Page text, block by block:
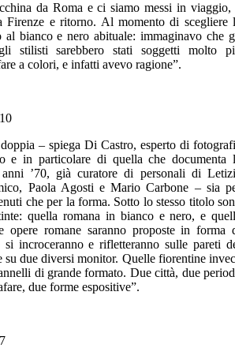
da Roma e ci siamo messi in viaggio,
Firenze e ritorno. Al momento di scegliere
al bianco e nero abituale: immaginavo che
stilisti sarebbero stati soggetti molto
a colori, e infatti avevo ragione”.
– spiega Di Castro, esperto di
e in particolare di quella che documenta
’70, già curatore di personali di
Paola Agosti e Mario Carbone – sia
che per la forma. Sotto lo stesso titolo
quella romana in bianco e nero, e
opere romane saranno proposte in forma
incroceranno e rifletteranno sulle pareti
su due diversi monitor. Quelle fiorentine
di grande formato. Due città, due
due forme espositive”.